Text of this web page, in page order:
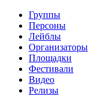
Группы
Персоны
Лейблы
Организаторы
Площадки
Фестивали
Видео
Релизы